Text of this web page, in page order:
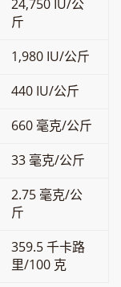
24,750 IU/公
斤
1,980 IU/公斤
440 IU/公斤
660 毫克/公斤
33 毫克/公斤
2.75 毫克/公
斤
359.5 千卡路
里/100 克